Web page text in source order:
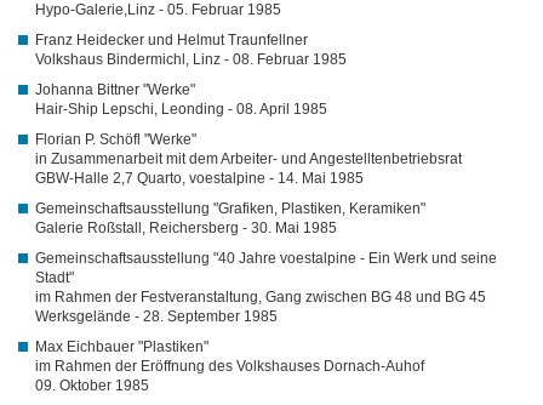
Hypo-Galerie,Linz - 05. Februar 1985
Franz Heidecker und Helmut Traunfellner
Volkshaus Bindermichl, Linz - 08. Februar 1985
Johanna Bittner "Werke"
Hair-Ship Lepschi, Leonding - 08. April 1985
Florian P. Schöfl "Werke"
in Zusammenarbeit mit dem Arbeiter- und Angestelltenbetriebsrat
GBW-Halle 2,7 Quarto, voestalpine - 14. Mai 1985
Gemeinschaftsausstellung "Grafiken, Plastiken, Keramiken"
Galerie Roßstall, Reichersberg - 30. Mai 1985
Gemeinschaftsausstellung "40 Jahre voestalpine - Ein Werk und seine
Stadt"
im Rahmen der Festveranstaltung, Gang zwischen BG 48 und BG 45
Werksgelände - 28. September 1985
Max Eichbauer "Plastiken"
im Rahmen der Eröffnung des Volkshauses Dornach-Auhof
09. Oktober 1985